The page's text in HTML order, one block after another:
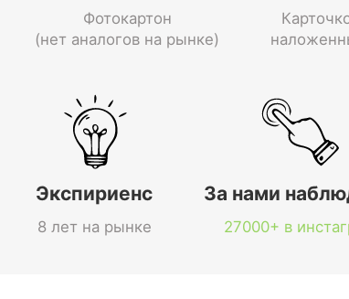
Фотокартон
(нет аналогов на рынке)
Экспириенс
8 лет на рынке
За нами
27000+ в